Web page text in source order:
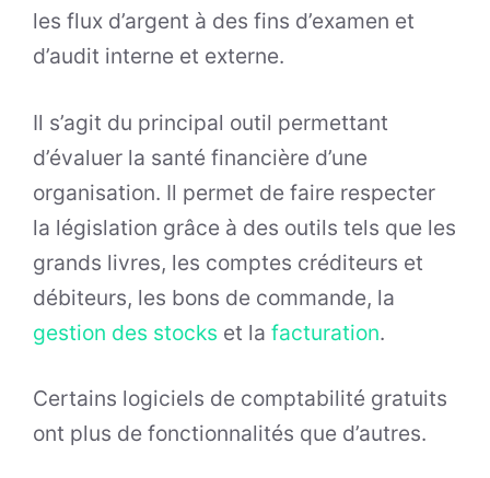
les flux d’argent à des fins d’examen et
d’audit interne et externe.
Il s’agit du principal outil permettant
d’évaluer la santé financière d’une
organisation. Il permet de faire respecter
la législation grâce à des outils tels que les
grands livres, les comptes créditeurs et
débiteurs, les bons de commande, la
gestion des stocks et la facturation.
Certains logiciels de comptabilité gratuits
ont plus de fonctionnalités que d’autres.